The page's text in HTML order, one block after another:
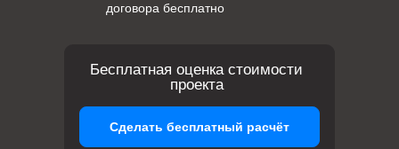
договора бесплатно
Бесплатная оценка стоимости
проекта
Сделать бесплатный расчёт